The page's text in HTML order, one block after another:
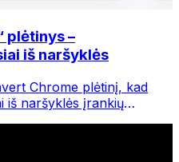
plėtinys –
iš naršyklės
Chrome plėtinį, kad
iš naršyklės įrankių